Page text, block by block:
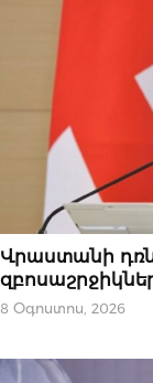
ՆՈՐՈՒԹՅՈՒՆՆԵՐ
Վրաստանի
8 Օգոստոս, 2026